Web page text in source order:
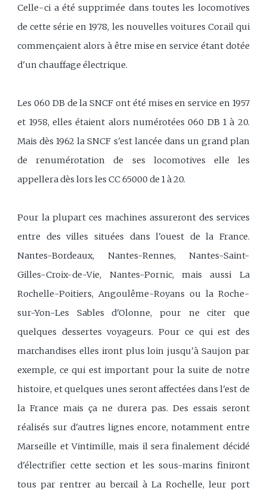
Celle-ci a été supprimée dans toutes les locomotives
de cette série en 1978, les nouvelles voitures Corail qui
commençaient alors à être mise en service étant dotée
d'un chauffage électrique.
Les 060 DB de la SNCF ont été mises en service en 1957
et 1958, elles étaient alors numérotées 060 DB 1 à 20.
Mais dès 1962 la SNCF s'est lancée dans un grand plan
de renumérotation de ses locomotives elle les
appellera dès lors les CC 65000 de 1 à 20.
Pour la plupart ces machines assureront des services
entre des villes situées dans l'ouest de la France.
Nantes-Bordeaux, Nantes-Rennes, Nantes-Saint-
Gilles-Croix-de-Vie, Nantes-Pornic, mais aussi La
Rochelle-Poitiers, Angoulême-Royans ou la Roche-
sur-Yon-Les Sables d'Olonne, pour ne citer que
quelques dessertes voyageurs. Pour ce qui est des
marchandises elles iront plus loin jusqu'à Saujon par
exemple, ce qui est important pour la suite de notre
histoire, et quelques unes seront affectées dans l'est de
la France mais ça ne durera pas. Des essais seront
réalisés sur d'autres lignes encore, notamment entre
Marseille et Vintimille, mais il sera finalement décidé
d'électrifier cette section et les sous-marins finiront
tous par rentrer au bercail à La Rochelle, leur port